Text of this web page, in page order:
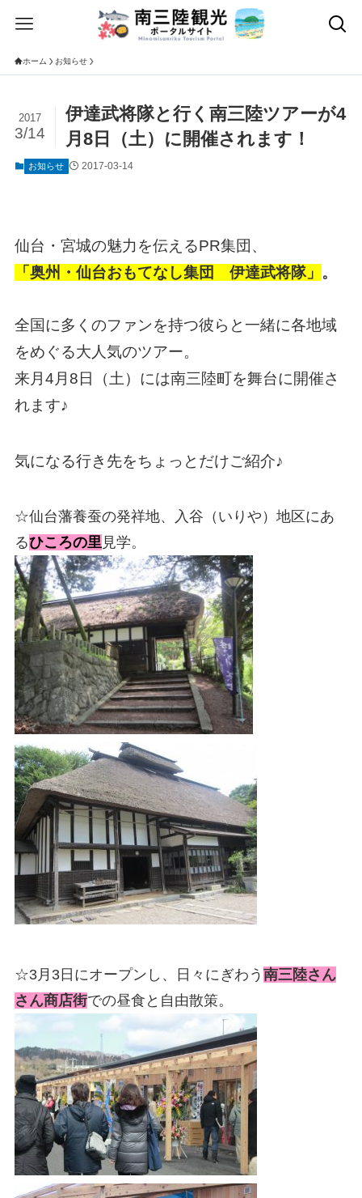
ホーム お知らせ
伊達武将隊と行く南三陸ツアーが4
月8日（土）に開催されます！
2017
3/14
お知らせ 2017-03-14
仙台・宮城の魅力を伝えるPR集団、
「奥州・仙台おもてなし集団 伊達武将隊」 。
全国に多くのファンを持つ彼らと一緒に各地域
をめぐる大人気のツアー。
来月4月8日（土）には南三陸町を舞台に開催さ
れます♪
気になる行き先をちょっとだけご紹介♪
☆仙台藩養蚕の発祥地、入谷（いりや）地区にあ
るひころの里 見学。
☆3月3日にオープンし、日々にぎわう 南三陸さん
さん商店街での昼食と自由散策。